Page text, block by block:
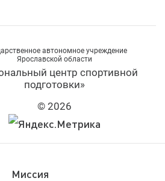
автономное учреждение
Ярославской области
центр спортивной
подготовки»
© 2026
Миссия